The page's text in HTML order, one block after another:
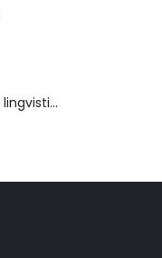
Uvod u opštu lingvistiku